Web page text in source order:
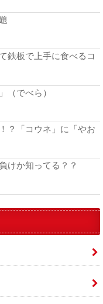
鉄板で上手に食べるコ
（でべら）
？「コウネ」に「やお
けか知ってる？？